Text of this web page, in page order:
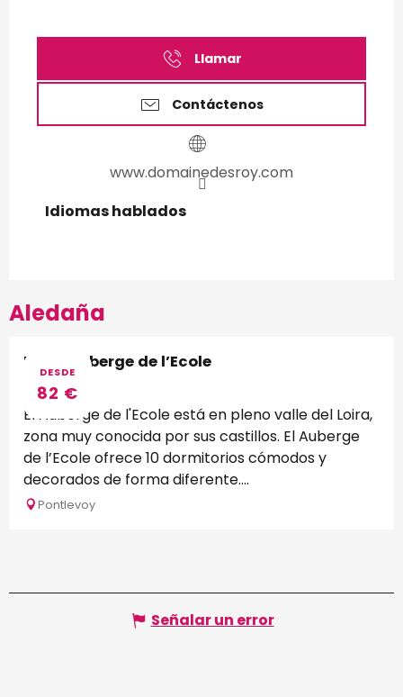
Llamar
Contáctenos
www.domainedesroy.com
Idiomas hablados
Idiomas hablados
Aledaña
DESDE
82 €
Logis Auberge de l’Ecole
El Auberge de l'Ecole está en pleno valle del Loira,
zona muy conocida por sus castillos. El Auberge
de l’Ecole ofrece 10 dormitorios cómodos y
decorados de forma diferente....
Pontlevoy
Señalar un error